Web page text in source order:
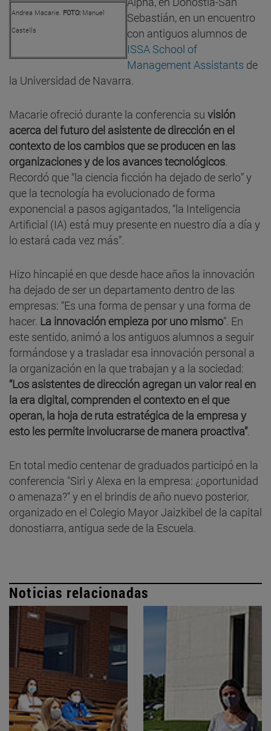
Andrea Macarie. FOTO: Manuel
Castells
Sebastián, en un encuentro
con antiguos alumnos de
ISSA School of
Management Assistants de
la Universidad de Navarra.
Macarie ofreció durante la conferencia su visión
acerca del futuro del asistente de dirección en el
contexto de los cambios que se producen en las
organizaciones y de los avances tecnológicos.
Recordó que “la ciencia ficción ha dejado de serlo” y
que la tecnología ha evolucionado de forma
exponencial a pasos agigantados, “la Inteligencia
Artificial (IA) está muy presente en nuestro día a día y
lo estará cada vez más”.
Hizo hincapié en que desde hace años la innovación
ha dejado de ser un departamento dentro de las
empresas: “Es una forma de pensar y una forma de
hacer. La innovación empieza por uno mismo”. En
este sentido, animó a los antiguos alumnos a seguir
formándose y a trasladar esa innovación personal a
la organización en la que trabajan y a la sociedad:
“Los asistentes de dirección agregan un valor real en
la era digital, comprenden el contexto en el que
operan, la hoja de ruta estratégica de la empresa y
esto les permite involucrarse de manera proactiva”.
En total medio centenar de graduados participó en la
conferencia "Siri y Alexa en la empresa: ¿oportunidad
o amenaza?" y en el brindis de año nuevo posterior,
organizado en el Colegio Mayor Jaizkibel de la capital
donostiarra, antigua sede de la Escuela.
Noticias relacionadas